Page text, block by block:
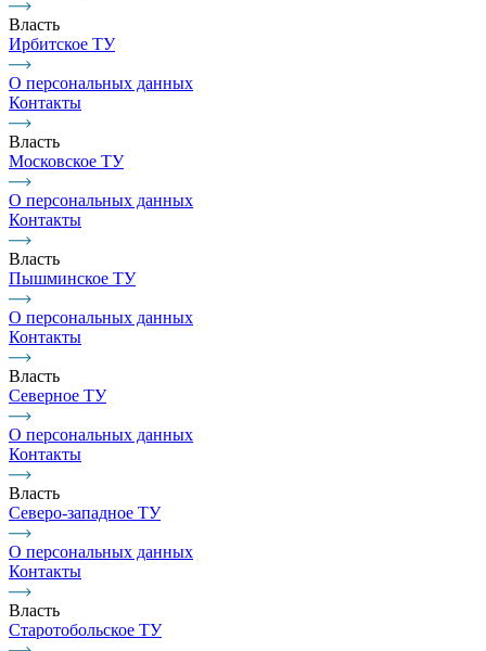
Власть
Ирбитское ТУ
О персональных данных
Контакты
Власть
Московское ТУ
О персональных данных
Контакты
Власть
Пышминское ТУ
О персональных данных
Контакты
Власть
Северное ТУ
О персональных данных
Контакты
Власть
Северо-западное ТУ
О персональных данных
Контакты
Власть
Старотобольское ТУ